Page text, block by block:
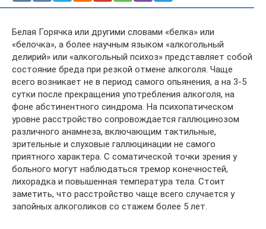
Белая Горячка или другими словами «белка» или
«белочка», а более научным языком «алкогольный
делирий» или «алкогольный психоз» представляет собой
состояние бреда при резкой отмене алкоголя. Чаще
всего возникает не в период самого опьянения, а на 3-5
сутки после прекращения употребления алкоголя, на
фоне абстинентного синдрома. На психопатическом
уровне расстройство сопровождается галлюцинозом
различного анамнеза, включающим тактильные,
зрительные и слуховые галлюцинации не самого
приятного характера. С соматической точки зрения у
больного могут наблюдаться тремор конечностей,
лихорадка и повышенная температура тела. Стоит
заметить, что расстройство чаще всего случается у
запойных алкоголиков со стажем более 5 лет.